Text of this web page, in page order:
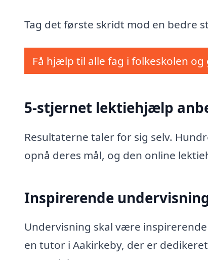
Tag det første skridt mod en bedre
Få hjælp til alle fag i folkeskolen
5-stjernet lektiehjælp
Resultaterne taler for sig selv.
opnå deres mål, og den online
Inspirerende
Undervisning skal være
en tutor i Aakirkeby, der er